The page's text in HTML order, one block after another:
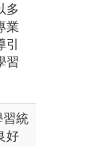
多
業
習
習統
好